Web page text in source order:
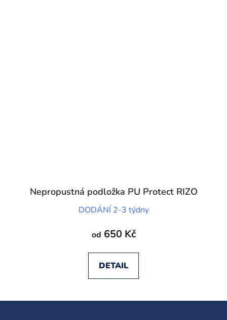
Nepropustná podložka PU Protect RIZO
DODÁNÍ 2-3 týdny
od 650 Kč
DETAIL